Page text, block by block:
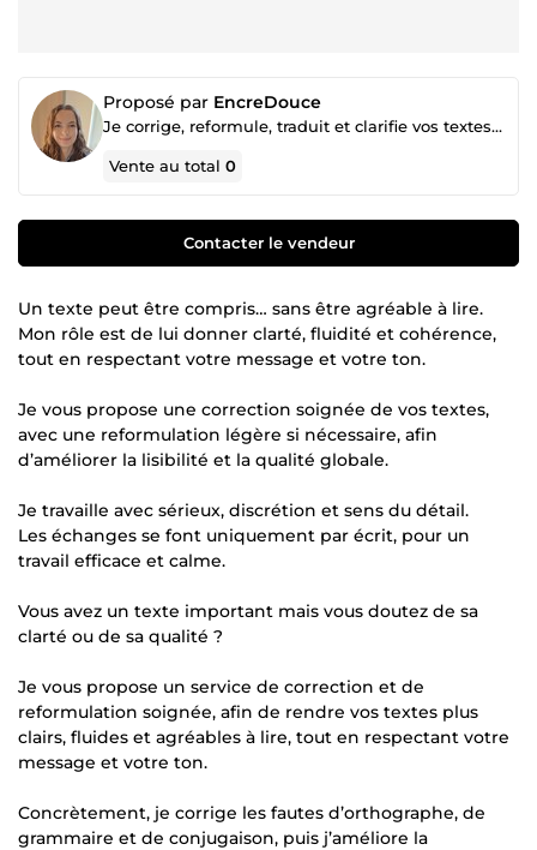
Proposé par EncreDouce
Je corrige, reformule, traduit et clarifie vos textes avec soin
Vente au total0
Contacter le vendeur
Un texte peut être compris… sans être agréable à lire.
Mon rôle est de lui donner clarté, fluidité et cohérence,
tout en respectant votre message et votre ton.
Je vous propose une correction soignée de vos textes,
avec une reformulation légère si nécessaire, afin
d’améliorer la lisibilité et la qualité globale.
Je travaille avec sérieux, discrétion et sens du détail.
Les échanges se font uniquement par écrit, pour un
travail efficace et calme.
Vous avez un texte important mais vous doutez de sa
clarté ou de sa qualité ?
Je vous propose un service de correction et de
reformulation soignée, afin de rendre vos textes plus
clairs, fluides et agréables à lire, tout en respectant votre
message et votre ton.
Concrètement, je corrige les fautes d’orthographe, de
grammaire et de conjugaison, puis j’améliore la